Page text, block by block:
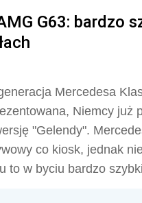
G63: bardzo
Mercedesa
Niemcy już
"Gelendy".
co kiosk, jednak
to w byciu bardzo